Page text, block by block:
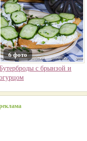
6 фото
с брынзой и